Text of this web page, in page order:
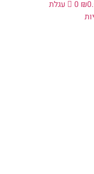
₪
0
עגלת